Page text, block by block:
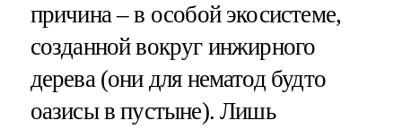
причина – в особой экосистеме,
созданной вокруг инжирного
дерева (они для нематод будто
оазисы в пустыне). Лишь